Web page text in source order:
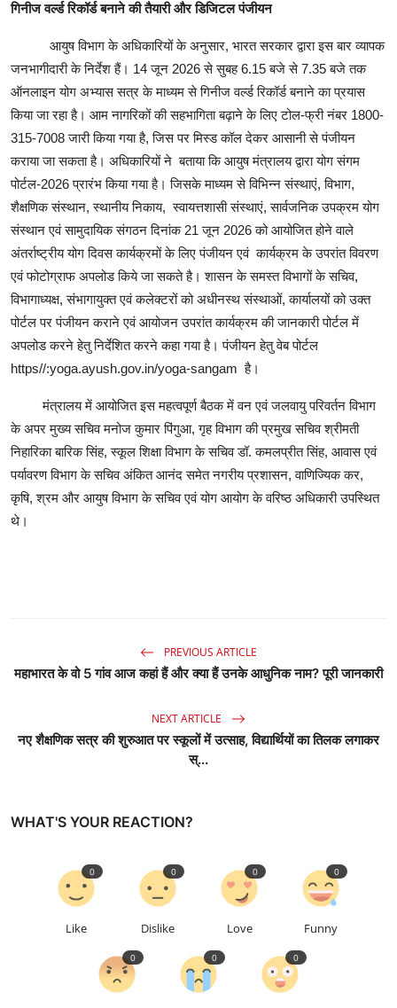
गिनीज वर्ल्ड रिकॉर्ड बनाने की तैयारी और डिजिटल पंजीयन
आयुष विभाग के अधिकारियों के अनुसार, भारत सरकार द्वारा इस बार व्यापक
जनभागीदारी के निर्देश हैं। 14 जून 2026 से सुबह 6.15 बजे से 7.35 बजे तक
ऑनलाइन योग अभ्यास सत्र के माध्यम से गिनीज वर्ल्ड रिकॉर्ड बनाने का प्रयास
किया जा रहा है। आम नागरिकों की सहभागिता बढ़ाने के लिए टोल-फ्री नंबर 1800-
315-7008 जारी किया गया है, जिस पर मिस्ड कॉल देकर आसानी से पंजीयन
कराया जा सकता है। अधिकारियों ने बताया कि आयुष मंत्रालय द्वारा योग संगम
पोर्टल-2026 प्रारंभ किया गया है। जिसके माध्यम से विभिन्न संस्थाएं, विभाग,
शैक्षणिक संस्थान, स्थानीय निकाय, स्वायत्तशासी संस्थाएं, सार्वजनिक उपक्रम योग
संस्थान एवं सामुदायिक संगठन दिनांक 21 जून 2026 को आयोजित होने वाले
अंतर्राष्ट्रीय योग दिवस कार्यक्रमों के लिए पंजीयन एवं कार्यक्रम के उपरांत विवरण
एवं फोटोग्राफ अपलोड किये जा सकते है। शासन के समस्त विभागों के सचिव,
विभागाध्यक्ष, संभागायुक्त एवं कलेक्टरों को अधीनस्थ संस्थाओं, कार्यालयों को उक्त
पोर्टल पर पंजीयन कराने एवं आयोजन उपरांत कार्यक्रम की जानकारी पोर्टल में
अपलोड करने हेतु निर्देशित करने कहा गया है। पंजीयन हेतु वेब पोर्टल
https//:yoga.ayush.gov.in/yoga-sangam है।
मंत्रालय में आयोजित इस महत्वपूर्ण बैठक में वन एवं जलवायु परिवर्तन विभाग
के अपर मुख्य सचिव मनोज कुमार पिंगुआ, गृह विभाग की प्रमुख सचिव श्रीमती
निहारिका बारिक सिंह, स्कूल शिक्षा विभाग के सचिव डॉ. कमलप्रीत सिंह, आवास एवं
पर्यावरण विभाग के सचिव अंकित आनंद समेत नगरीय प्रशासन, वाणिज्यिक कर,
कृषि, श्रम और आयुष विभाग के सचिव एवं योग आयोग के वरिष्ठ अधिकारी उपस्थित
थे।
PREVIOUS ARTICLE
महाभारत के वो 5 गांव आज कहां हैं और क्या हैं उनके आधुनिक नाम? पूरी जानकारी
NEXT ARTICLE
नए शैक्षणिक सत्र की शुरुआत पर स्कूलों में उत्साह, विद्यार्थियों का तिलक लगाकर
स्...
WHAT'S YOUR REACTION?
Like
0
Dislike
0
Love
0
Funny
0
0 0 0